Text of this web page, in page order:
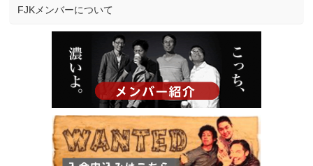
FJKメンバーについて